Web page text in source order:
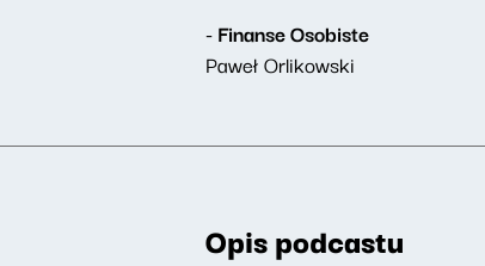
- Finanse Osobiste
Paweł Orlikowski
Opis podcastu